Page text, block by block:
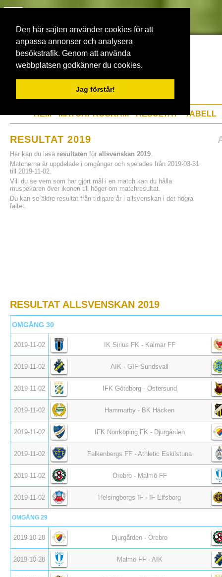
Den här sajten använder cookies för att
anpassa annonser och analysera
besökstrafik. Genom att använda
webbplatsen godkänner du cookies.
Jag förstår!
HEM MATCHPROGRAM RESULTAT TABELL
RESULTAT 2019
Här kan du läsa resultaten för allsvenskan 2019.
Matcherna är uppdelade i omgångar och spelades från 2019-03-31
till 2019-11-02.
Vill du se vem som har gjort mål i en match kan du hålla
muspekaren över ikonen till höger om matchresultat.
Du kan se äldre resultat från tidigare år i allsvenskan i det högra
fältet.
RESULTAT ALLSVENSKAN 2019
OMGÅNG 30
2019-11-02 IK Sirius FK - Kalmar FF
2019-11-02 AIK - GIF Sundsvall
2019-11-02 IFK Göteborg - Östersund
2019-11-02 Hammarby - BK Häcken
2019-11-02 IFK Norrköping FK - Djurgården
2019-11-02 Falkenbergs FF - Athletic Eskilstuna
2019-11-02 Örebro - Malmö FF
2019-11-02 Helsingborgs IF - IF Elfsborg
OMGÅNG 29
2019-10-28 Djurgården - Örebro
2019-10-28 Malmö FF - AIK